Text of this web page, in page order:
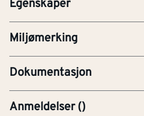
Egenskaper
Miljømerking
Dokumentasjon
YTE-Ytelseserklæring
Anmeldelser()